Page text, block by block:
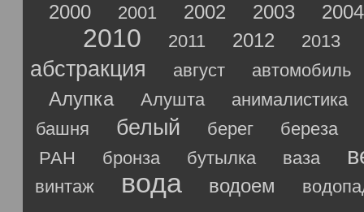
2000 2001 2002 2003 2004
2010 2011 2012 2013
абстракция август автомобиль
Алупка Алушта
анималистика
башня
белый берег
береза
РАН
бронза бутылка ваза
винтаж вода водоем